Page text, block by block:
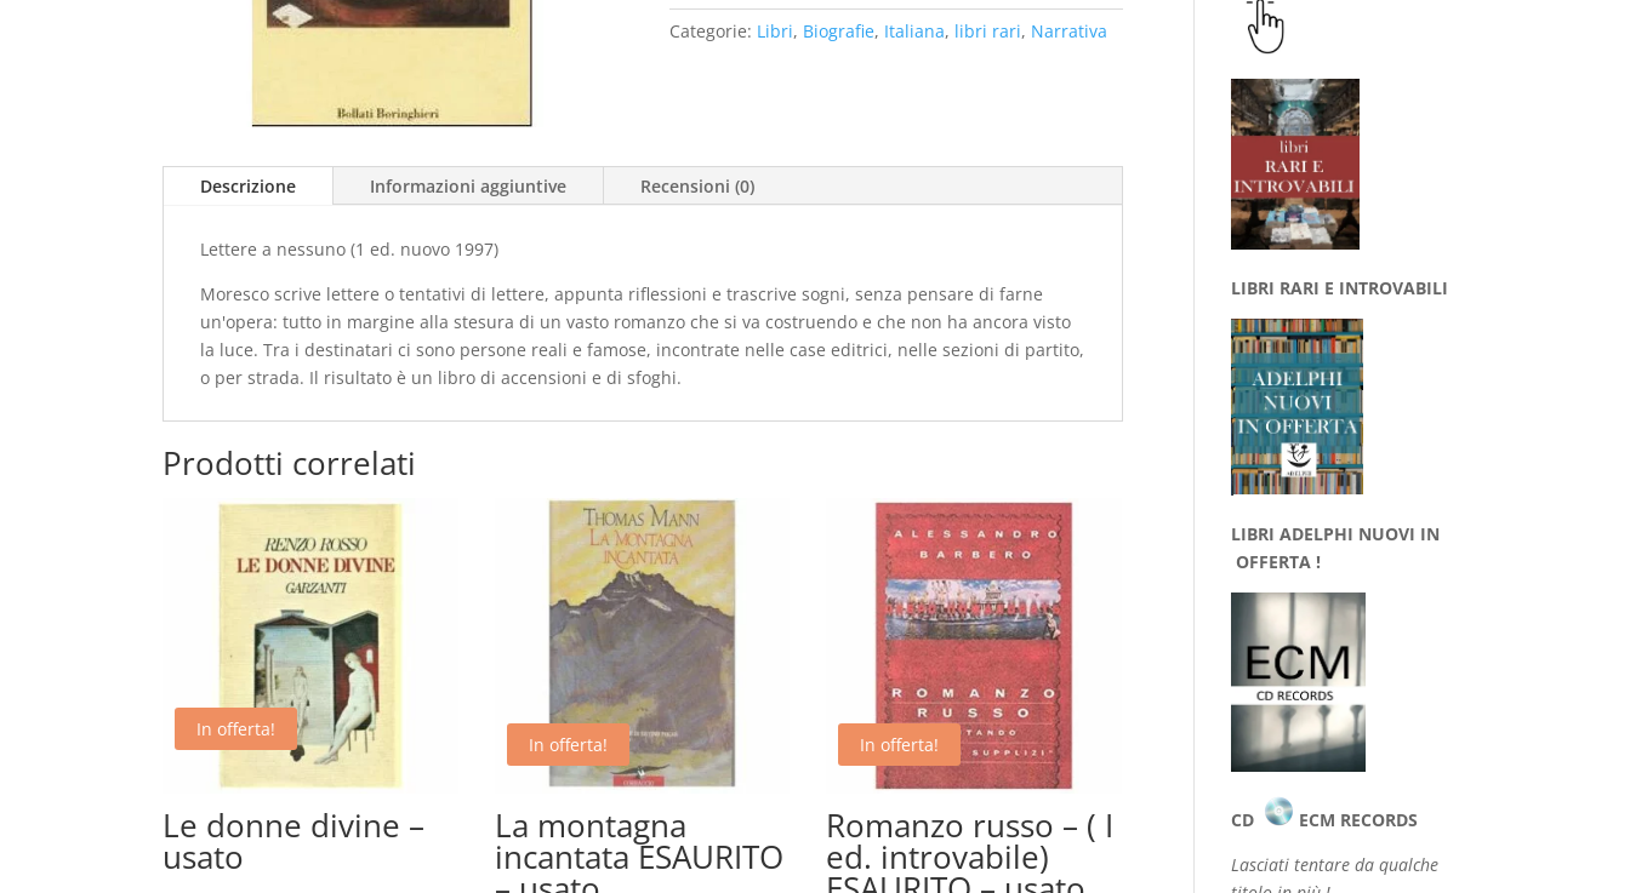
€24,00.€18,00.
Categorie: Libri, Biografie, Italiana, libri rari, Narrativa
Descrizione Informazioni aggiuntive Recensioni (0)
Lettere a nessuno (1 ed. nuovo 1997)
Moresco scrive lettere o tentativi di lettere, appunta riflessioni e trascrive sogni, senza pensare di farne
un'opera: tutto in margine alla stesura di un vasto romanzo che si va costruendo e che non ha ancora visto
la luce. Tra i destinatari ci sono persone reali e famose, incontrate nelle case editrici, nelle sezioni di partito,
o per strada. Il risultato è un libro di accensioni e di sfoghi.
Prodotti correlati
In offerta!
Le donne divine –
usato
In offerta!
La montagna
incantata ESAURITO
In offerta!
Romanzo russo – ( I
ed. introvabile)
LIBRI RARI E INTROVABILI
LIBRI ADELPHI NUOVI IN
OFFERTA !
CD
ECM RECORDS
Lasciati tentare da qualche